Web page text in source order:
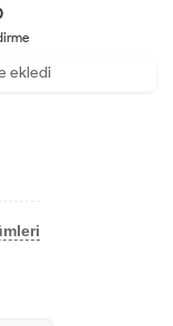
ekledi
aldı